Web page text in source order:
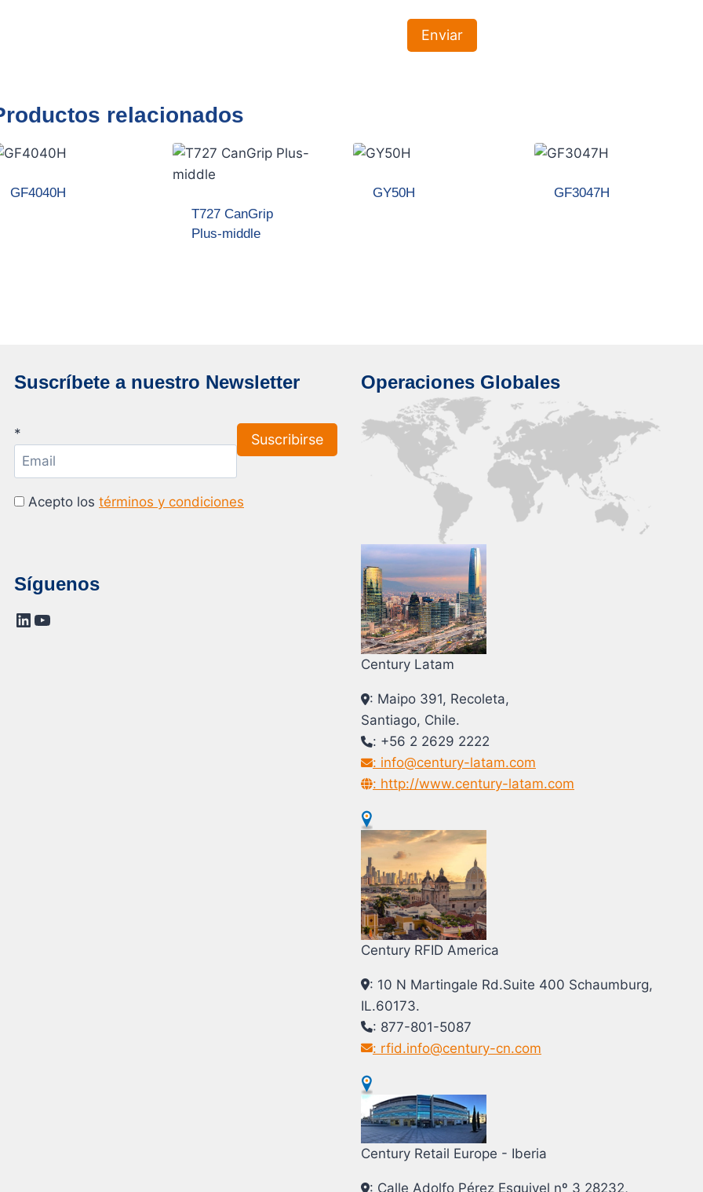
relacionados
GF4040H
T727 CanGrip
Plus-middle
GY50H GF3047H
Suscríbete a nuestro Newsletter
*
Acepto los términos y condiciones
Síguenos
LinkedIn
YouTube
Operaciones Globales
Century Latam
: Maipo 391, Recoleta,
Santiago, Chile.
: +56 2 2629 2222
: info@century-latam.com
: http://www.century-latam.com
Century RFID America
: 10 N Martingale Rd.Suite 400 Schaumburg,
IL.60173.
: 877-801-5087
: rfid.info@century-cn.com
Century Retail Europe - Iberia
: Calle Adolfo Pérez Esquivel nº 3 28232,